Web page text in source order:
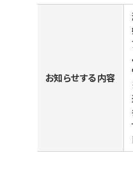
お知らせする内容